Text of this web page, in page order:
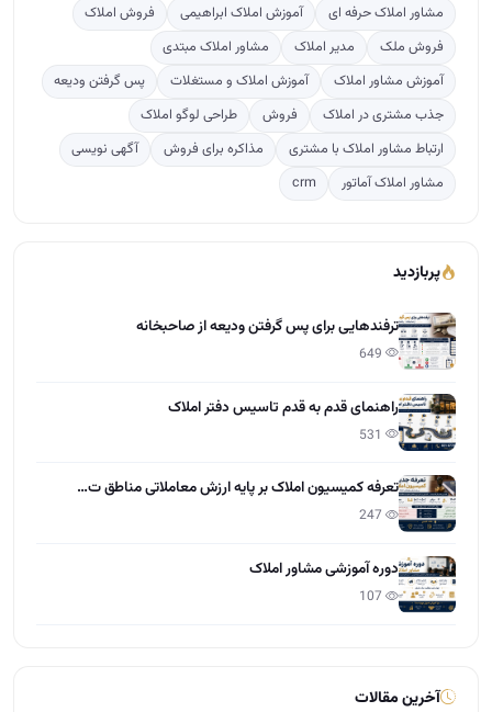
مشاور املاک حرفه ای
آموزش املاک ابراهیمی
فروش املاک
فروش ملک
مدیر املاک
مشاور املاک مبتدی
آموزش مشاور املاک
آموزش املاک و مستغلات
پس گرفتن ودیعه
جذب مشتری در املاک
فروش
طراحی لوگو املاک
ارتباط مشاور املاک با مشتری
مذاکره برای فروش
آگهی نویسی
مشاور املاک آماتور
crm
پربازدید
ترفندهایی برای پس گرفتن ودیعه از صاحبخانه
راهنمای قدم به قدم تاسیس دفتر املاک
تعرفه کمیسیون املاک بر پایه ارزش معاملاتی مناطق ت…
دوره آموزشی مشاور املاک
آخرین مقالات